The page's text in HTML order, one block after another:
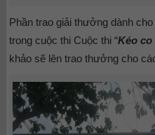
Phần trao giải thưởng dành
trong cuộc thi Cuộc thi “Kéo co
khảo sẽ lên trao thưởng cho